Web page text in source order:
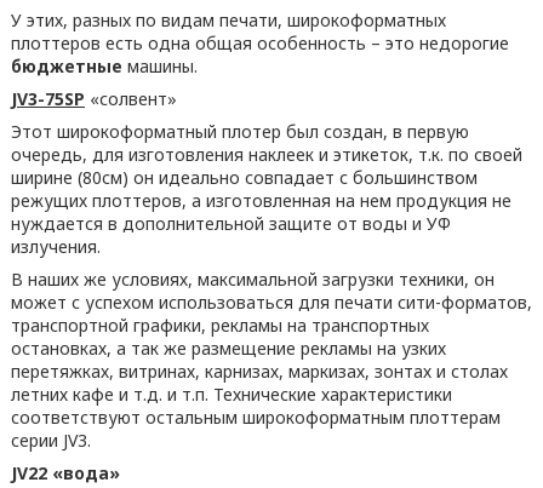
У этих, разных по видам печати, широкоформатных
плоттеров есть одна общая особенность – это недорогие
бюджетные машины.
JV3-75SP «солвент»
Этот широкоформатный плотер был создан, в первую
очередь, для изготовления наклеек и этикеток, т.к. по своей
ширине (80см) он идеально совпадает с большинством
режущих плоттеров, а изготовленная на нем продукция не
нуждается в дополнительной защите от воды и УФ
излучения.
В наших же условиях, максимальной загрузки техники, он
может с успехом использоваться для печати сити-форматов,
транспортной графики, рекламы на транспортных
остановках, а так же размещение рекламы на узких
перетяжках, витринах, карнизах, маркизах, зонтах и столах
летних кафе и т.д. и т.п. Технические характеристики
соответствуют остальным широкоформатным плоттерам
серии JV3.
JV22 «вода»